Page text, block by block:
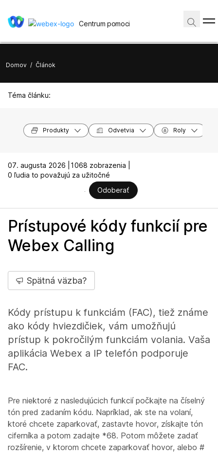
Centrum pomoci
Domov / Článok
Téma článku:
Produkty Odvetvia Roly
07. augusta 2026 |
1068 zobrazenia |
0 ľudia to považujú za užitočné
Odoberať
Prístupové kódy funkcií pre
Webex Calling
Spätná väzba?
Kódy prístupu k funkciám (FAC), tiež známe
ako kódy hviezdičiek, vám umožňujú
prístup k pokročilým funkciám volania. Vaša
aplikácia Webex a IP telefón podporuje
FAC.
Pre niektoré z nasledujúcich funkcií počkajte na číselný
tón pred zadaním kódu. Napríklad, ak ste na volaní,
ktoré chcete zaparkovať, zastavte hovor, získajte tón
ciferníka a potom zadajte *68. Potom môžete zadať
rozšírenie, v ktorom chcete zaparkovať hovor, alebo #